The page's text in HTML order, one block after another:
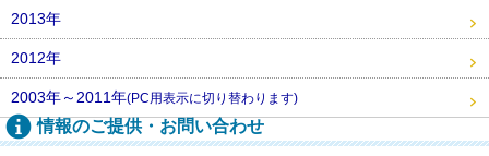
2013年
2012年
2003年～2011年(PC用表示に切り替わります)
情報のご提供・お問い合わせ